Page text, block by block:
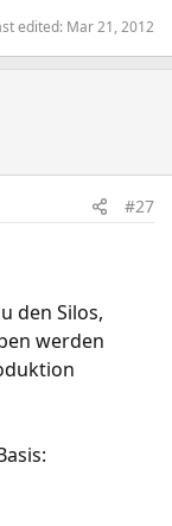
edited: Mar 21, 2012
#27
den Silos,
werden